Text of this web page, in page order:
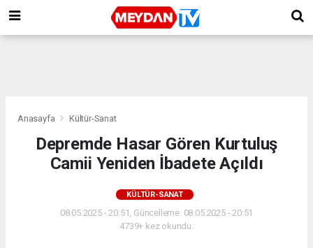
Anasayfa Kültür-Sanat
Depremde Hasar Gören Kurtuluş
Camii Yeniden İbadete Açıldı
KÜLTÜR-SANAT
08.05.2025 - 20:51, Güncelleme: 08.05.2025 - 20:51
4739+ kez okundu.